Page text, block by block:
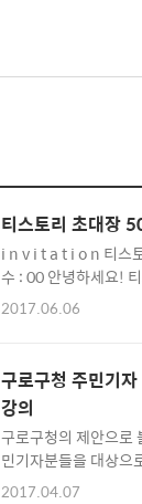
티스토리 초대장
i n v i t a t i o n 티스
수 : 00 안녕하세요!
련하시려는 여러분께
해보세요! 티스토리
가입이 가능합니다.
mail 주소를 남겨주시
다. 남겨주실 때에는
요! 초대장을 보내드
신 분들은 초대장을 회
2017.06.06
구로구청 주민기
강의
구로구청의 제안으로
민기자분들을 대상으
게 됐는데요. 2시간 정
2017.04.07